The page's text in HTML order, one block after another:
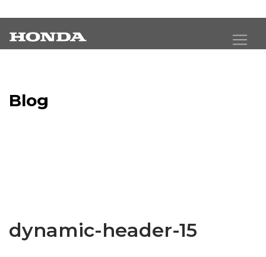
Blog
dynamic-header-15